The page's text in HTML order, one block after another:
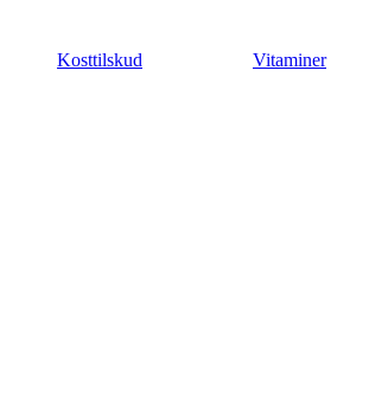
indholdKosttilskud Vitaminer